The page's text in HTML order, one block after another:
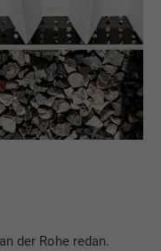
der Rohe redan.